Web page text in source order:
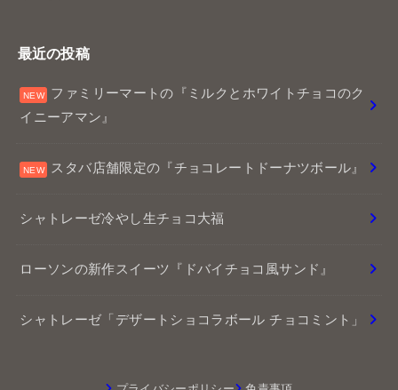
チョコレート専門家。年間2,000種類以上を実食し、コンビ
ニチョコから高級チョコまで幅広く紹介。 メディア出演や
ている。
ファミリーマートの『ミルクとホワイトチョコのク